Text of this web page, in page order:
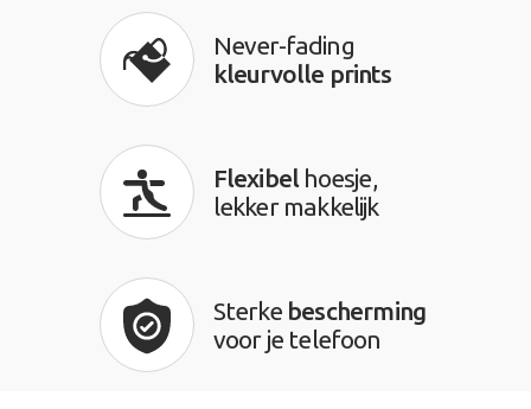
Never-fading
kleurvolle prints
Flexibel hoesje,
lekker makkelijk
Sterke bescherming
voor je telefoon